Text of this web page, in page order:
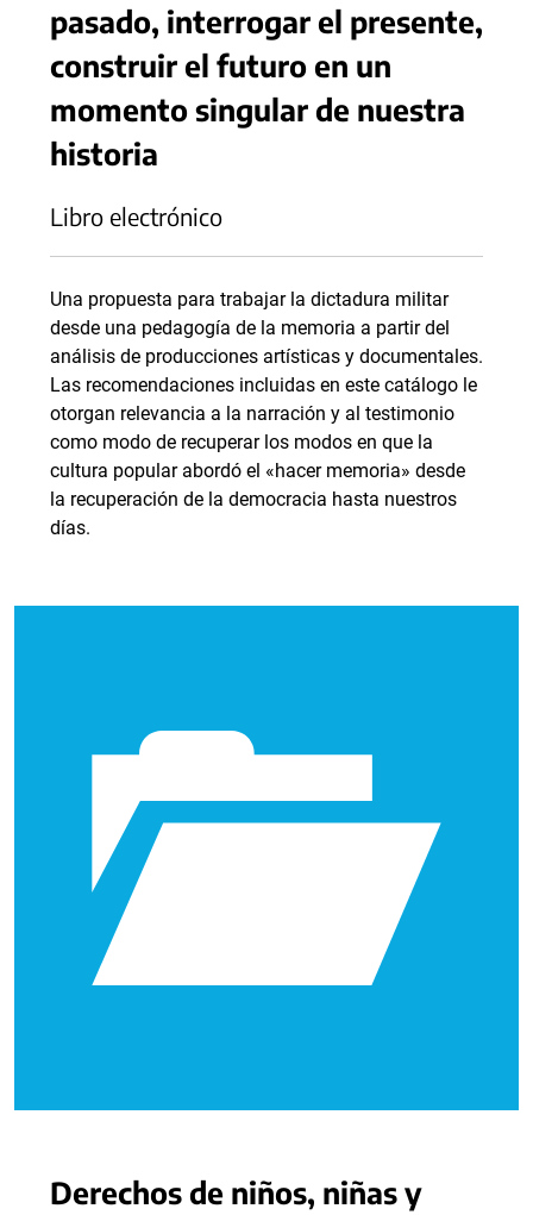
pasado, interrogar el presente,
construir el futuro en un
momento singular de nuestra
historia
Libro electrónico
Una propuesta para trabajar la dictadura militar
desde una pedagogía de la memoria a partir del
análisis de producciones artísticas y documentales.
Las recomendaciones incluidas en este catálogo le
otorgan relevancia a la narración y al testimonio
como modo de recuperar los modos en que la
cultura popular abordó el «hacer memoria» desde
la recuperación de la democracia hasta nuestros
días.
Derechos de niños, niñas y